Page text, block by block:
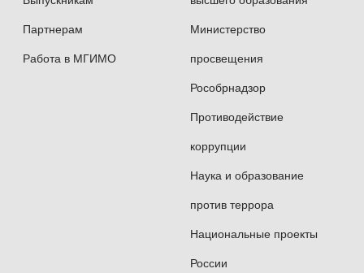
Партнерам
Работа в МГИМО
Министерство
просвещения
Рособрнадзор
Противодействие
коррупции
Наука и образование
против террора
Национальные проекты
России